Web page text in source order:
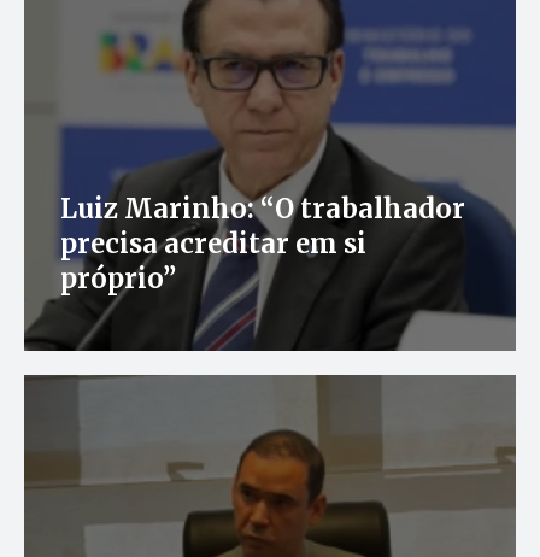
Luiz Marinho: “O trabalhador
precisa acreditar em si
próprio”